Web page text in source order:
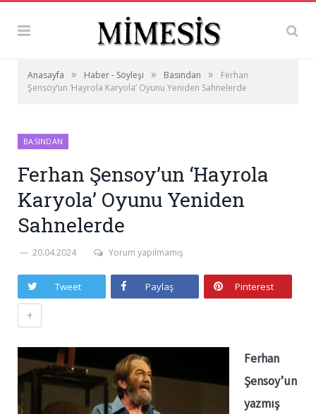
Anasayfa » Haber - Söyleşi » Basından »
Ferhan
Şensoy’un ‘Hayrola Karyola’ Oyunu Yeniden Sahnelerde
BASINDAN
Ferhan Şensoy’un ‘Hayrola
Karyola’ Oyunu Yeniden
Sahnelerde
20.04.2024 Yorum yapılmamış
Tweet Paylaş Pinterest
+
Ferhan
Şensoy’un
yazmış